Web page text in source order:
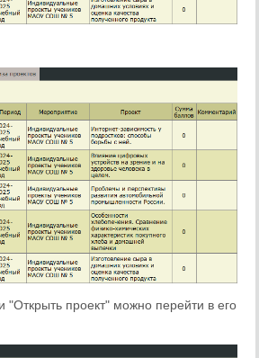
проект" можно перейти в его